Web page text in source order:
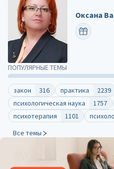
ПОПУЛЯРНЫЕ ТЕМЫ
закон 316 практика
2239
психологическая наука
1757
психотерапия
1101
Все темы
Оксана